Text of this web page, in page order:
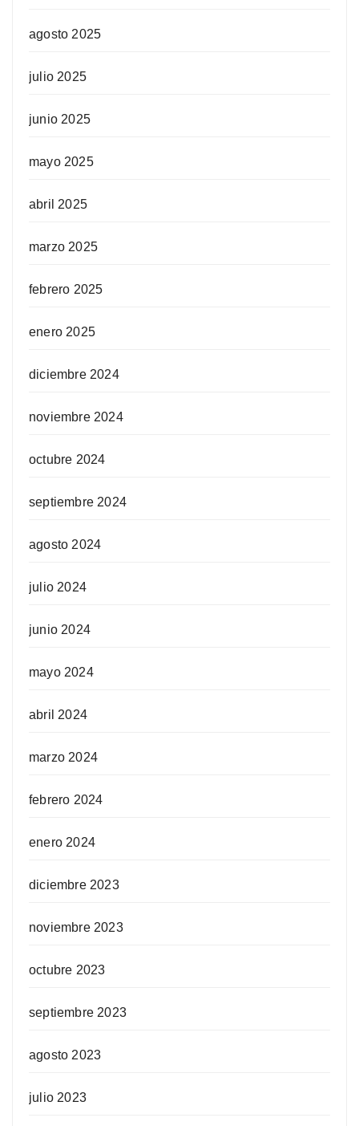
agosto 2025
julio 2025
junio 2025
mayo 2025
abril 2025
marzo 2025
febrero 2025
enero 2025
diciembre 2024
noviembre 2024
octubre 2024
septiembre 2024
agosto 2024
julio 2024
junio 2024
mayo 2024
abril 2024
marzo 2024
febrero 2024
enero 2024
diciembre 2023
noviembre 2023
octubre 2023
septiembre 2023
agosto 2023
julio 2023